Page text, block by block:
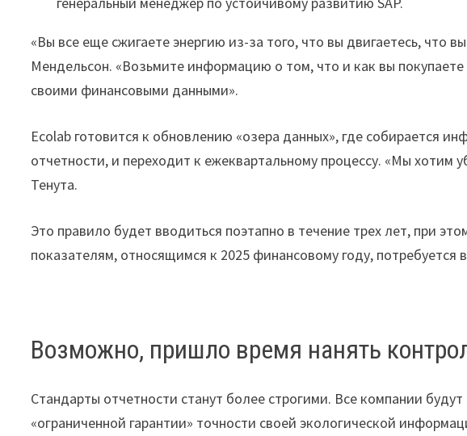
«Вы все еще сжигаете энергию из-за того, что вы двигаетесь, что
Мендельсон. «Возьмите информацию о том, что и как вы
своими финансовыми данными».
Ecolab готовится к обновлению «озера данных», где собирается
отчетности, и переходит к ежеквартальному процессу. «Мы хотим
Тенута.
Это правило будет вводиться поэтапно в течение трех лет, при
показателям, относящимся к 2025 финансовому году, потребуется
Возможно, пришло время нанять
Стандарты отчетности станут более строгими. Все компании
«ограниченной гарантии» точности своей экологической